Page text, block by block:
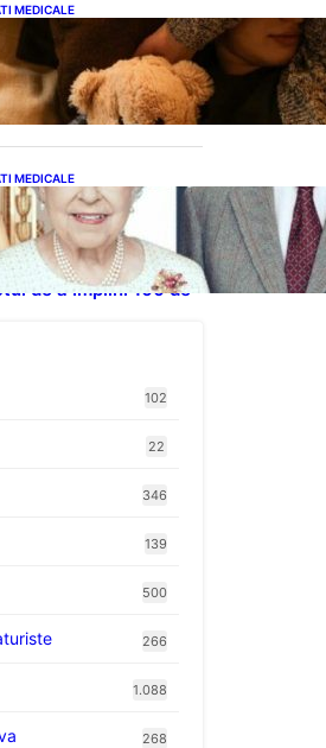
MEDICALE
Sănătos: Câte Ore
Să Dormi în Funcție
și Impactul
Sănătății
MEDICALE
în Rândul
Lecții din
Prințului Philip și a
care Au Fost Pe
de a Împlini 100 de
102
22
346
139
500
266
1.088
268